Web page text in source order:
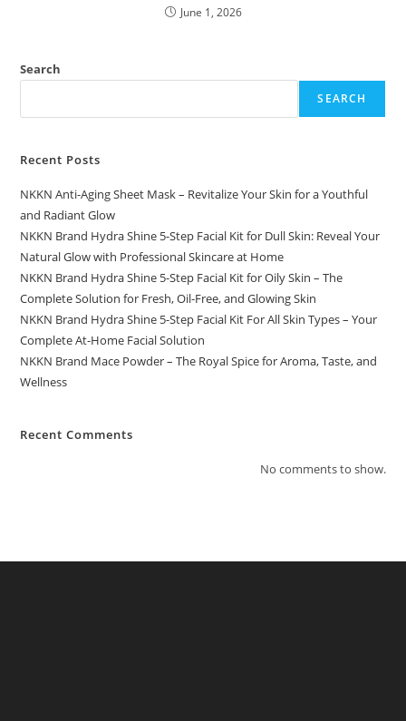
June 1, 2026
Search
SEARCH
Recent Posts
NKKN Anti-Aging Sheet Mask – Revitalize Your Skin for a Youthful
and Radiant Glow
NKKN Brand Hydra Shine 5-Step Facial Kit for Dull Skin: Reveal Your
Natural Glow with Professional Skincare at Home
NKKN Brand Hydra Shine 5-Step Facial Kit for Oily Skin – The
Complete Solution for Fresh, Oil-Free, and Glowing Skin
NKKN Brand Hydra Shine 5-Step Facial Kit For All Skin Types – Your
Complete At-Home Facial Solution
NKKN Brand Mace Powder – The Royal Spice for Aroma, Taste, and
Wellness
Recent Comments
No comments to show.